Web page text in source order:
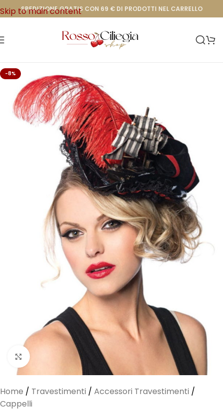
Skip to main content
SPEDIZIONE GRATIS CON 69 € DI PRODOTTI NEL CARRELLO
-8%
Clicca per ingrandire
Home / Travestimenti / Accessori Travestimenti /
Cappelli